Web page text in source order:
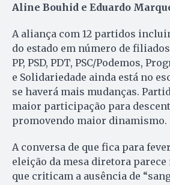
Aline Bouhid e Eduardo
A aliança com 12 partidos
do estado em número de
PP, PSD, PDT, PSC/Podemos,
e Solidariedade ainda está no
se haverá mais mudanças.
maior participação para
promovendo maior dinamismo.
A conversa de que fica para
eleição da mesa diretora parece
que criticam a ausência de